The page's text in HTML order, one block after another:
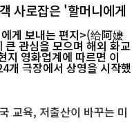
사로잡은 '할머니에게
게 보내는 편지>(给阿嬷
관심을 모으며 해외 화교
개 극장에서 상영을 시작했